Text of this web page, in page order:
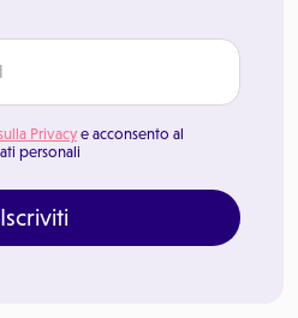
Privacy e acconsento al
personali
Iscriviti